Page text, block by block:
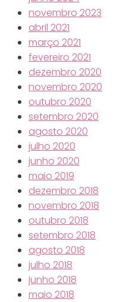
novembro 2023
abril 2021
março 2021
fevereiro 2021
dezembro 2020
novembro 2020
outubro 2020
setembro 2020
agosto 2020
julho 2020
junho 2020
maio 2019
dezembro 2018
novembro 2018
outubro 2018
setembro 2018
agosto 2018
julho 2018
junho 2018
maio 2018